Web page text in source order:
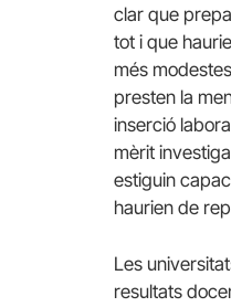
clar que
tot i que
més
presten la
inserció
mèrit
estiguin
haurien de
Les
resultats